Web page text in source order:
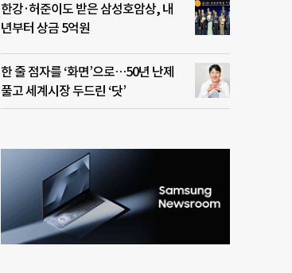
한강·허준이도 받은 삼성호암상, 내
년부터 상금 5억원
한 줄 점자를 ‘화면’으로…50년 난제
풀고 세계시장 두드린 ‘닷’